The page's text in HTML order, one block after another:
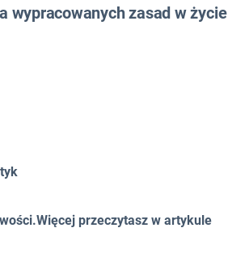
wypracowanych zasad w życie
przeczytasz w artykule